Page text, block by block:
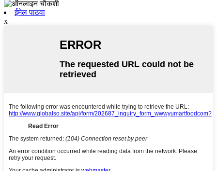
ईमेल पाठवा
x